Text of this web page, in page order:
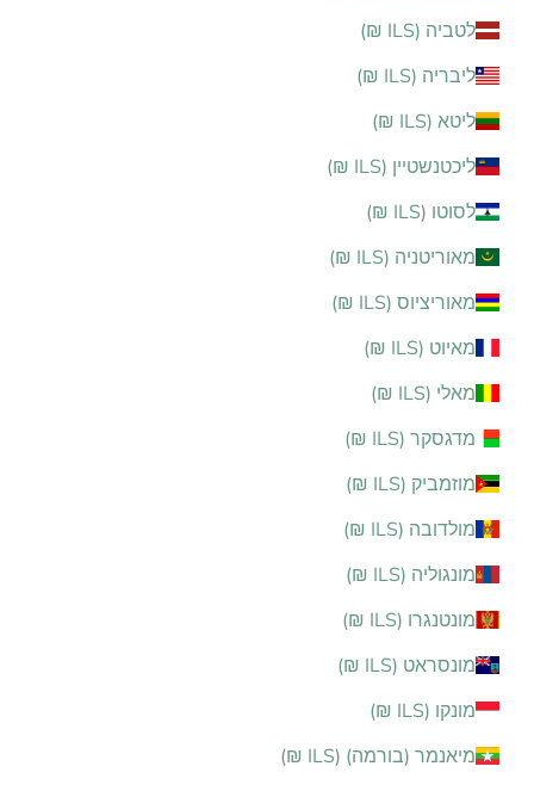
לטביה (ILS ₪)
ליבריה (ILS ₪)
ליטא (ILS ₪)
ליכטנשטיין (ILS ₪)
לסוטו (ILS ₪)
מאוריטניה (ILS ₪)
מאוריציוס (ILS ₪)
מאיוט (ILS ₪)
מאלי (ILS ₪)
מדגסקר (ILS ₪)
מוזמביק (ILS ₪)
מולדובה (ILS ₪)
מונגוליה (ILS ₪)
מונטנגרו (ILS ₪)
מונסראט (ILS ₪)
מונקו (ILS ₪)
מיאנמר (בורמה) (ILS ₪)